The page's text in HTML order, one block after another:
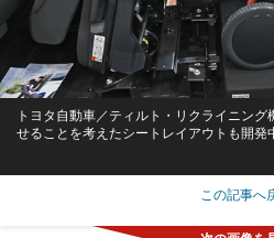
トヨタ自動車／ティルト・リクライニン
せることを考えたシートレイアウトも開発
この記事へ